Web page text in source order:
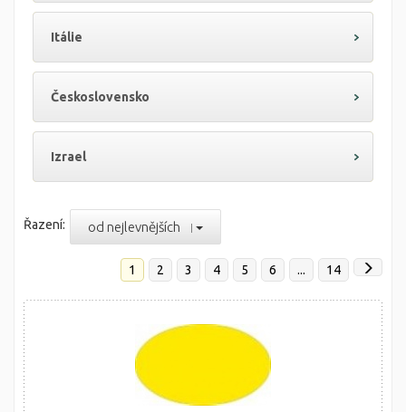
Itálie
Československo
Izrael
Řazení: od nejlevnějších
1 2 3 4 5 6 ... 14